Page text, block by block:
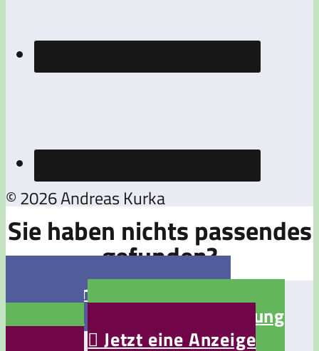
© 2026 Andreas Kurka
Sie haben nichts passendes
gefunden?
Jetzt eine Stellenanzeige
Jetzt eine Bewerbung
aufgeben Jetzt eine Anzeige